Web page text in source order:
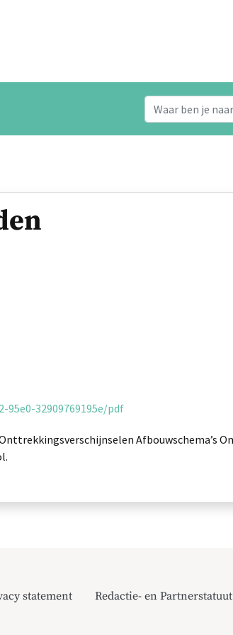
95e0-32909769195e/pdf
Afbouwschema’s
statement Redactie- en Partnerstatuut